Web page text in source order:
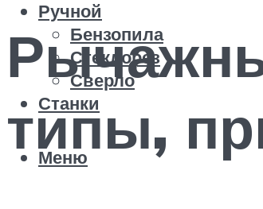
Ручной
Бензопила
Стеклорез
Сверло
Станки
Меню
типы,